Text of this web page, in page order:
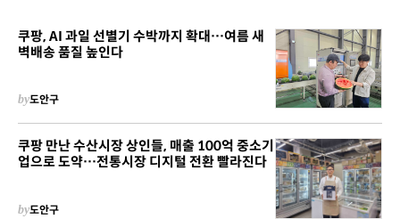
쿠팡, AI 과일 선별기 수박까지 확대…여름 새
벽배송 품질 높인다
by도안구
쿠팡 만난 수산시장 상인들, 매출 100억 중소기
업으로 도약…전통시장 디지털 전환 빨라진다
by도안구